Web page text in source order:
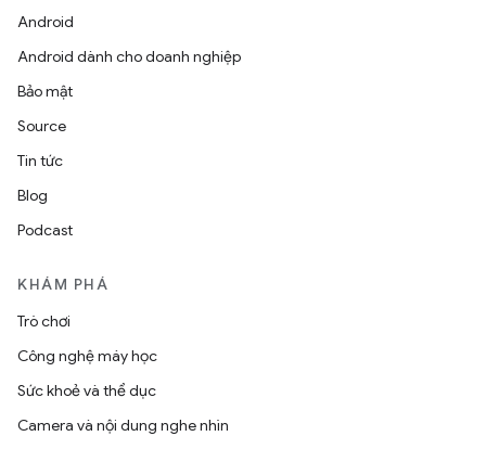
Android
Android dành cho doanh nghiệp
Bảo mật
Source
Tin tức
Blog
Podcast
KHÁM PHÁ
Trò chơi
Công nghệ máy học
Sức khoẻ và thể dục
Camera và nội dung nghe nhìn